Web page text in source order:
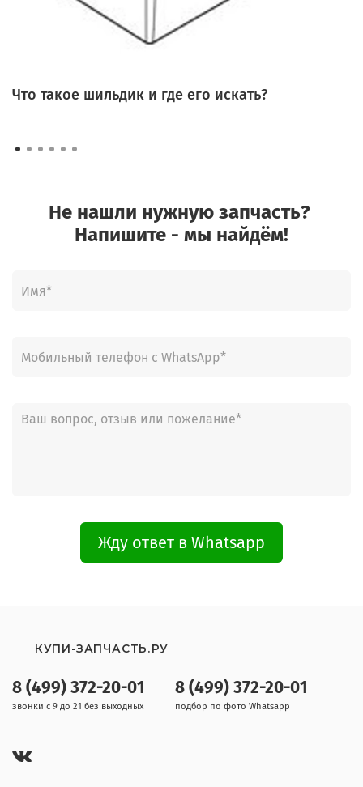
Что такое шильдик и где его искать?
Не нашли нужную запчасть?
Напишите - мы найдём!
Жду ответ в Whatsapp
8 (499) 372-20-01
звонки с 9 до 21 без выходных
8 (499) 372-20-01
подбор по фото Whatsapp
КУПИ-ЗАПЧАСТЬ.РУ